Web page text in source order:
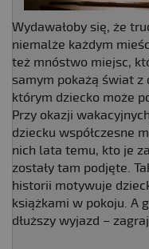
Wydawałoby się, że
niemalże każdym
też mnóstwo miejsc,
samym pokażą świat z
którym dziecko może
Przy okazji
dziecku współczesne
nich lata temu, kto je
zostały tam podjęte.
historii motywuje
książkami w pokoju. A
dłuższy wyjazd –